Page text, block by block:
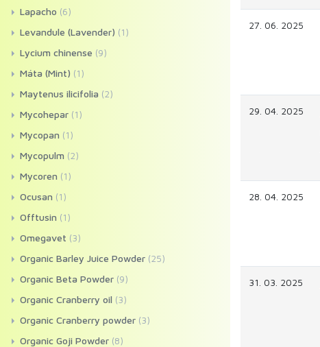
27. 06. 2025
29. 04. 2025
28. 04. 2025
31. 03. 2025
Lapacho (6)
Levandule (Lavender) (1)
Lycium chinense (9)
Máta (Mint) (1)
Maytenus ilicifolia (2)
Mycohepar (1)
Mycopan (1)
Mycopulm (2)
Mycoren (1)
Ocusan (1)
Offtusin (1)
Omegavet (3)
Organic Barley Juice Powder (25)
Organic Beta Powder (9)
Organic Cranberry oil (3)
Organic Cranberry powder (3)
Organic Goji Powder (8)